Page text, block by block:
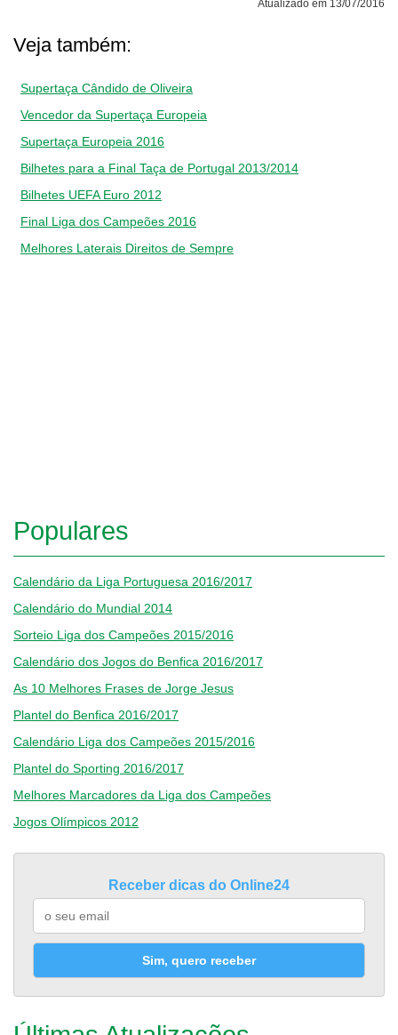
Atualizado em 13/07/2016
Veja também:
Supertaça Cândido de Oliveira
Vencedor da Supertaça Europeia
Supertaça Europeia 2016
Bilhetes para a Final Taça de Portugal 2013/2014
Bilhetes UEFA Euro 2012
Final Liga dos Campeões 2016
Melhores Laterais Direitos de Sempre
Populares
Calendário da Liga Portuguesa 2016/2017
Calendário do Mundial 2014
Sorteio Liga dos Campeões 2015/2016
Calendário dos Jogos do Benfica 2016/2017
As 10 Melhores Frases de Jorge Jesus
Plantel do Benfica 2016/2017
Calendário Liga dos Campeões 2015/2016
Plantel do Sporting 2016/2017
Melhores Marcadores da Liga dos Campeões
Jogos Olímpicos 2012
Receber dicas do Online24
Sim, quero receber